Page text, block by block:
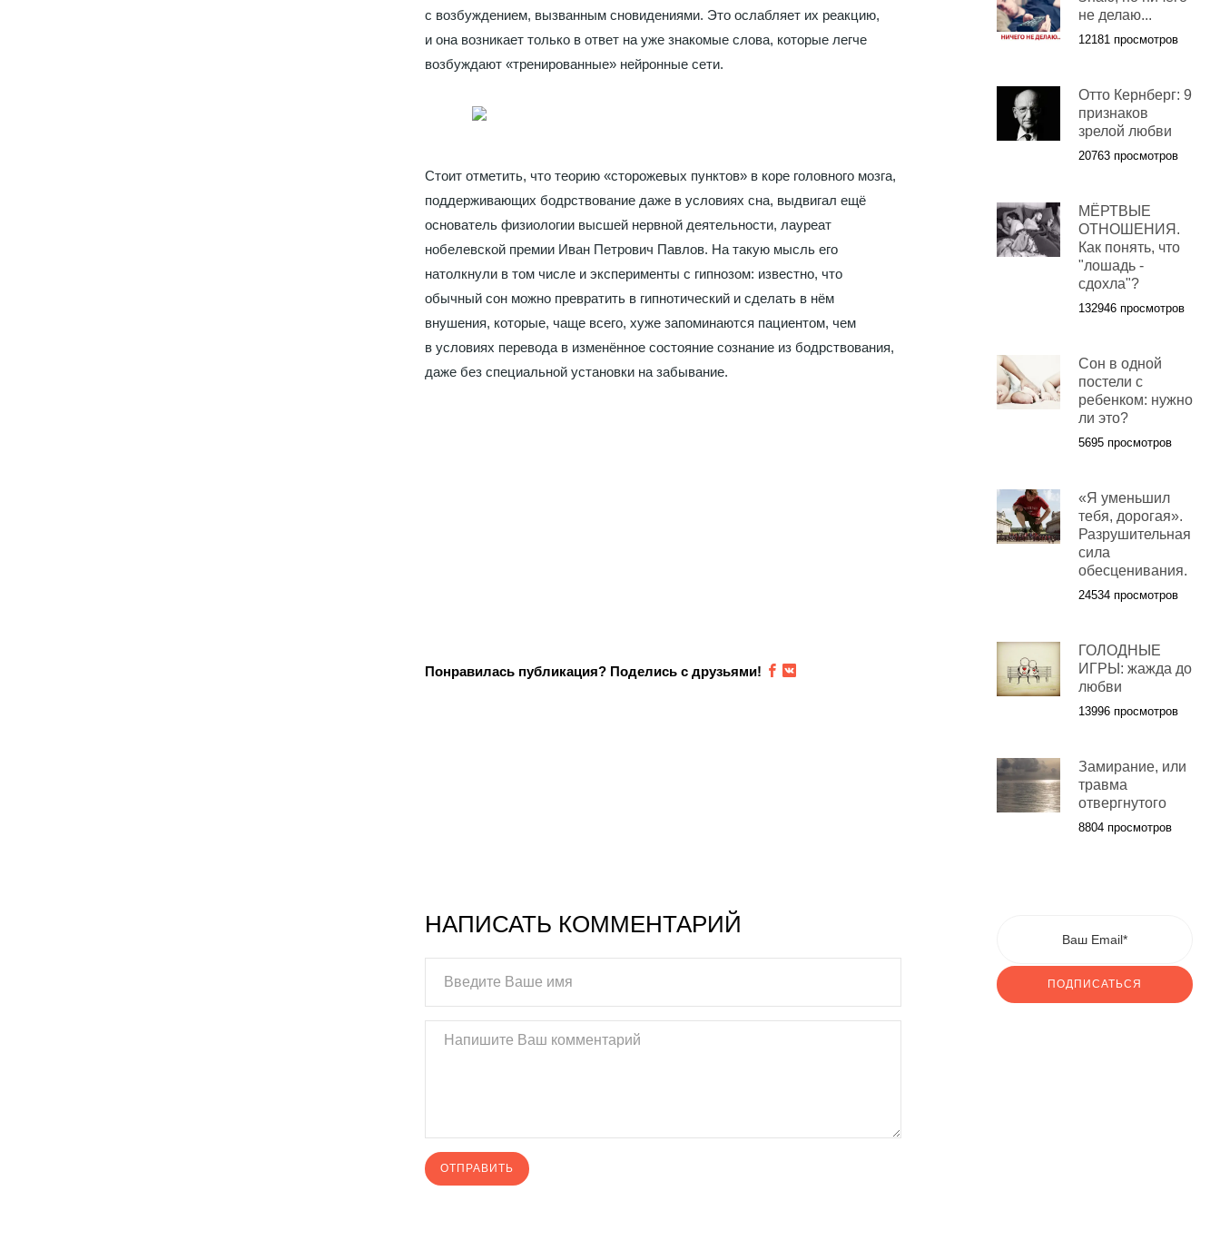
с возбуждением, вызванным сновидениями. Это ослабляет их реакцию,
и она возникает только в ответ на уже знакомые слова, которые легче
возбуждают «тренированные» нейронные сети.
Стоит отметить, что теорию «сторожевых пунктов» в коре головного мозга,
поддерживающих бодрствование даже в условиях сна, выдвигал ещё
основатель физиологии высшей нервной деятельности, лауреат
нобелевской премии Иван Петрович Павлов. На такую мысль его
натолкнули в том числе и эксперименты с гипнозом: известно, что
обычный сон можно превратить в гипнотический и сделать в нём
внушения, которые, чаще всего, хуже запоминаются пациентом, чем
в условиях перевода в изменённое состояние сознание из бодрствования,
даже без специальной установки на забывание.
Понравилась публикация? Поделись с друзьями!
НАПИСАТЬ КОММЕНТАРИЙ
не делаю...
12181 просмотров
Отто Кернберг: 9
признаков
зрелой любви
20763 просмотров
МЁРТВЫЕ
ОТНОШЕНИЯ.
Как понять, что
"лошадь -
сдохла"?
132946 просмотров
Сон в одной
постели с
ребенком: нужно
ли это?
5695 просмотров
«Я уменьшил
тебя, дорогая».
Разрушительная
сила
обесценивания.
24534 просмотров
ГОЛОДНЫЕ
ИГРЫ: жажда до
любви
13996 просмотров
Замирание, или
травма
отвергнутого
8804 просмотров
ПОДПИСАТЬСЯ